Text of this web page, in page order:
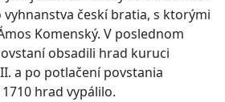
vyhnanstva českí bratia, s ktorými
Komenský. V poslednom
obsadili hrad kuruci
a po potlačení povstania
hrad vypálilo.